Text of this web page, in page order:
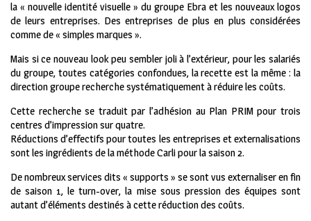
la « nouvelle identité visuelle » du groupe Ebra et les nouveaux logos
de leurs entreprises. Des entreprises de plus en plus considérées
comme de « simples marques ».
Mais si ce nouveau look peu sembler joli à l’extérieur, pour les salariés
du groupe, toutes catégories confondues, la recette est la même : la
direction groupe recherche systématiquement à réduire les coûts.
Cette recherche se traduit par l’adhésion au Plan PRIM pour trois
centres d’impression sur quatre.
Réductions d’effectifs pour toutes les entreprises et externalisations
sont les ingrédients de la méthode Carli pour la saison 2.
De nombreux services dits « supports » se sont vus externaliser en fin
de saison 1, le turn-over, la mise sous pression des équipes sont
autant d’éléments destinés à cette réduction des coûts.